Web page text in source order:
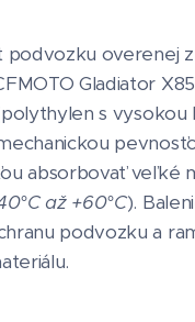
podvozku overenej
Gladiator
s
absorbovať veľké
až +60°C).
podvozku a